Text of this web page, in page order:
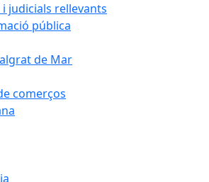
judicials rellevants
pública
de Mar
comerços